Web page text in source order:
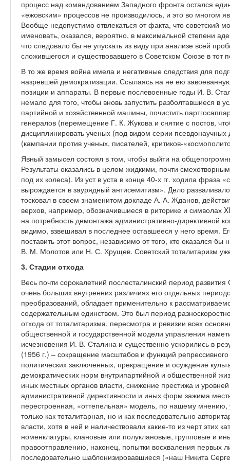
процесс над командованием Западного фронта остался
«ежовским» процессов не производилось, и это во многом
Вообще недопустимо отвлекаться от факта, что советский
именовать, оказался, вероятно, в максимальной степени
что следовало бы не упускать из виду при анализе всей
сложившегося и существовавшего в Советском Союзе в тот
В то же время война имела и негативные следствия для
назревшей демократизации. Ссылаясь на не ею
позиции и аппараты. В первые послевоенные годы И. В.
немало для того, чтобы вновь запустить разболтавшиеся в
партийной и хозяйственной машины, почистить
генералов (перемещение Г. К. Жукова и снятие с постов,
дисциплинировать ученых (под видом серии псевдонаучных
(кампании против ученых, писателей, критиков-
Явный замысел состоял в том, чтобы выйти на
Результаты оказались в целом жидкими, почти
под их колеса). Из уст в уста в конце 40‑х гг. ходила фраза
вырождается в заурядный антисемитизм». Дело
тосковал в своем знаменитом докладе А. А. Жданов,
верхов, например, обозначившиеся в риторике и символах
на потребность демонтажа административно-директивной
видимо, взвешивал в последнее оставшееся у него время.
поставить этот вопрос, независимо от того, кто оказался
В. М. Молотов или Н. С. Хрущев. Советский тоталитаризм
3. Стадии отхода
Весь почти сорокалетний послесталинский период
очень больших внутренних различиях его отдельных
преобразований, обладает применительно к
содержательным единством. Это был период
отхода от тоталитаризма, пересмотра и ревизии всех
общественной и государственной модели управления
исчезновения И. В. Сталина и существенно ускорились в
(1956 г.) – сокращение масштабов и функций
политических заключенных, прекращение и осуждение
демократических норм внутрипартийной и общественной
иных местных органов власти, снижение престижа и
административной директивности и иных форм зажима
перестроенная, «оттепельная» модель, по нашему мнению,
только как тоталитарная, но и как последовательно
власти, хотя в ней и наличествовали какие-то из черт этих
номенклатуры, клановые или полуклановые, групповые и
правоотправлению, наконец, попытки восхваления первых
последовательно шаблонизировавшиеся («наш Никита